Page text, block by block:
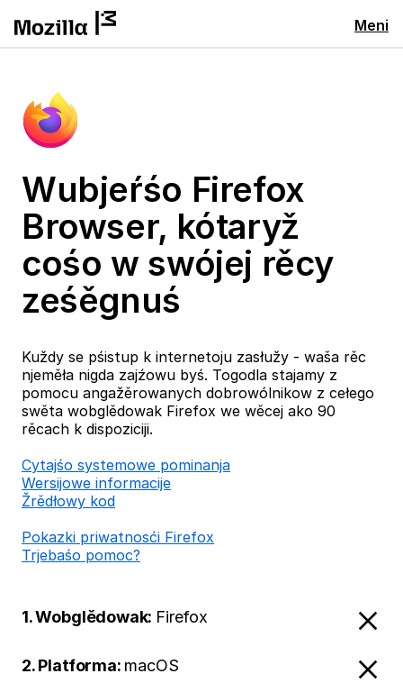
Meni
Wubjeŕśo Firefox
Browser, kótaryž
cośo w swójej rěcy
ześěgnuś
Kuždy se pśistup k internetoju zasłužy - waša rěc
njeměła nigda zajźowu byś. Togodla stajamy z
pomocu angažěrowanych dobrowólnikow z cełego
swěta wobglědowak Firefox we wěcej ako 90
rěcach k dispoziciji.
Cytajśo systemowe pominanja
Wersijowe informacije
Žrědłowy kod
Pokazki priwatnosći Firefox
Trjebaśo pomoc?
1. Wobglědowak: Firefox
2. Platforma: macOS